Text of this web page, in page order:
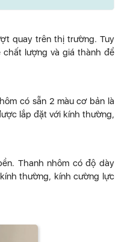
quay trên thị trường. Tuy
chất lượng và giá thành để
có sẵn 2 màu cơ bản là
lắp đặt với kính thường,
Thanh nhôm có độ dày
thường, kính cường lực